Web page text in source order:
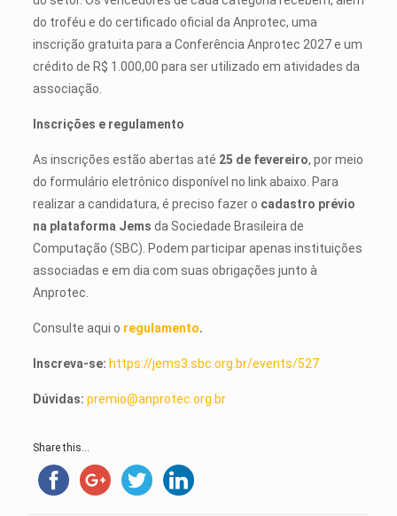
do troféu e do certificado oficial da Anprotec, uma
inscrição gratuita para a Conferência Anprotec 2027 e um
crédito de R$ 1.000,00 para ser utilizado em atividades da
associação.
Inscrições e regulamento
As inscrições estão abertas até 25 de fevereiro, por meio
do formulário eletrônico disponível no link abaixo. Para
realizar a candidatura, é preciso fazer o cadastro prévio
na plataforma Jems da Sociedade Brasileira de
Computação (SBC). Podem participar apenas instituições
associadas e em dia com suas obrigações junto à
Anprotec.
Consulte aqui o regulamento.
Inscreva-se: https://jems3.sbc.org.br/events/527
Dúvidas: premio@anprotec.org.br
Share this...